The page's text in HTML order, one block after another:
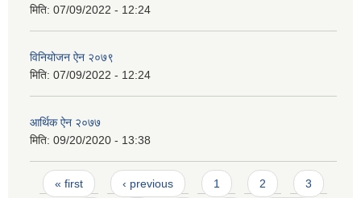
मिति: 07/09/2022 - 12:24
विनियोजन ऐन २०७९
मिति: 07/09/2022 - 12:24
आर्थिक ऐन २०७७
मिति: 09/20/2020 - 13:38
Pages
« first ‹ previous 1 2 3